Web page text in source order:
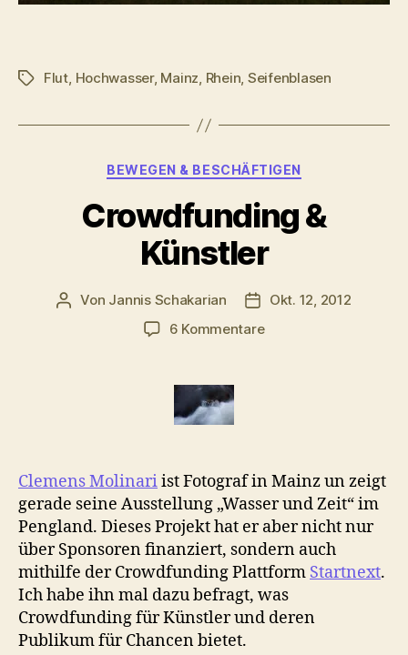
Schlagwörter
Flut, Hochwasser, Mainz, Rhein, Seifenblasen
Kategorien
BEWEGEN & BESCHÄFTIGEN
Crowdfunding &
Künstler
Beitragsautor
Von Jannis Schakarian
Okt. 12, 2012
6 Kommentarezu
Clemens Molinariist Fotograf in Mainz un zeigt
gerade seine Ausstellung „Wasser und Zeit“ im
Pengland. Dieses Projekt hat er aber nicht nur
über Sponsoren finanziert, sondern auch
mithilfe der Crowdfunding Plattform Startnext.
Ich habe ihn mal dazu befragt, was
Crowdfunding für Künstler und deren
Publikum für Chancen bietet.